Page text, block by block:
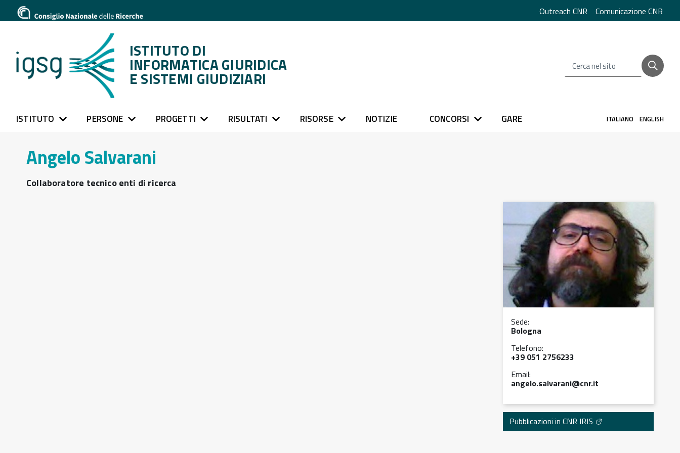
Outreach CNR Comunicazione CNR
ISTITUTO DI
INFORMATICA GIURIDICA
E SISTEMI GIUDIZIARI
Cerca nel sito
ISTITUTO PERSONE PROGETTI RISULTATI RISORSE NOTIZIE CONCORSI GARE ITALIANO ENGLISH
Angelo Salvarani
Collaboratore tecnico enti di ricerca
Sede:
Bologna
Telefono:
+39 051 2756233
Email:
angelo.salvarani@cnr.it
Pubblicazioni in CNR IRIS